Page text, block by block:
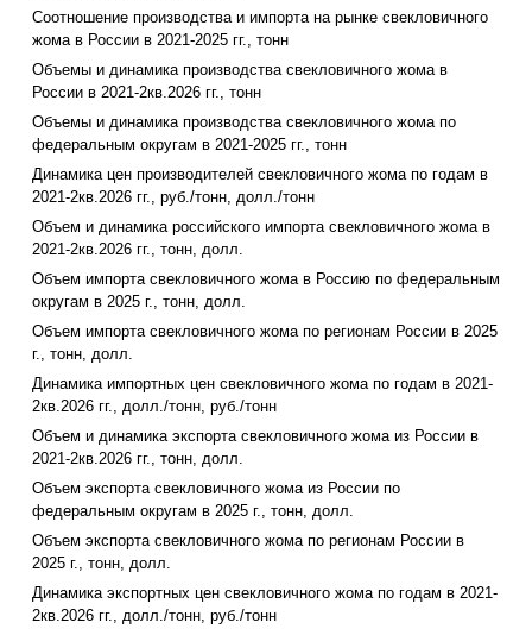
Соотношение производства и импорта на рынке свекловичного
жома в России в 2021-2025 гг., тонн
Объемы и динамика производства свекловичного жома в
России в 2021-2кв.2026 гг., тонн
Объемы и динамика производства свекловичного жома по
федеральным округам в 2021-2025 гг., тонн
Динамика цен производителей свекловичного жома по годам в
2021-2кв.2026 гг., руб./тонн, долл./тонн
Объем и динамика российского импорта свекловичного жома в
2021-2кв.2026 гг., тонн, долл.
Объем импорта свекловичного жома в Россию по федеральным
округам в 2025 г., тонн, долл.
Объем импорта свекловичного жома по регионам России в 2025
г., тонн, долл.
Динамика импортных цен свекловичного жома по годам в 2021-
2кв.2026 гг., долл./тонн, руб./тонн
Объем и динамика экспорта свекловичного жома из России в
2021-2кв.2026 гг., тонн, долл.
Объем экспорта свекловичного жома из России по
федеральным округам в 2025 г., тонн, долл.
Объем экспорта свекловичного жома по регионам России в
2025 г., тонн, долл.
Динамика экспортных цен свекловичного жома по годам в 2021-
2кв.2026 гг., долл./тонн, руб./тонн